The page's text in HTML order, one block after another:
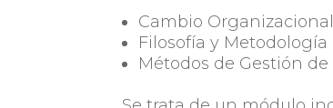
Cambio Organizacional
Filosofía y Metodología
Métodos de Gestión de